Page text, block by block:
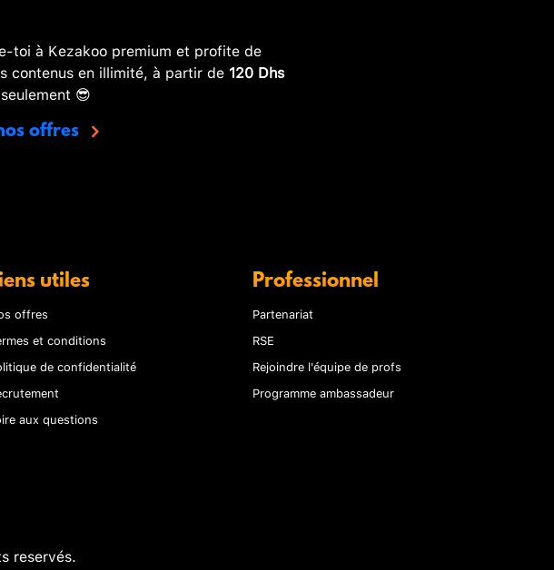
toi à Kezakoo premium et profite de
contenus en illimité, à partir de 120 Dhs
😎
offres
utiles
offres
et conditions
de confidentialité
aux questions
Professionnel
Partenariat
RSE
Rejoindre l'équipe de profs
Programme ambassadeur
reservés.